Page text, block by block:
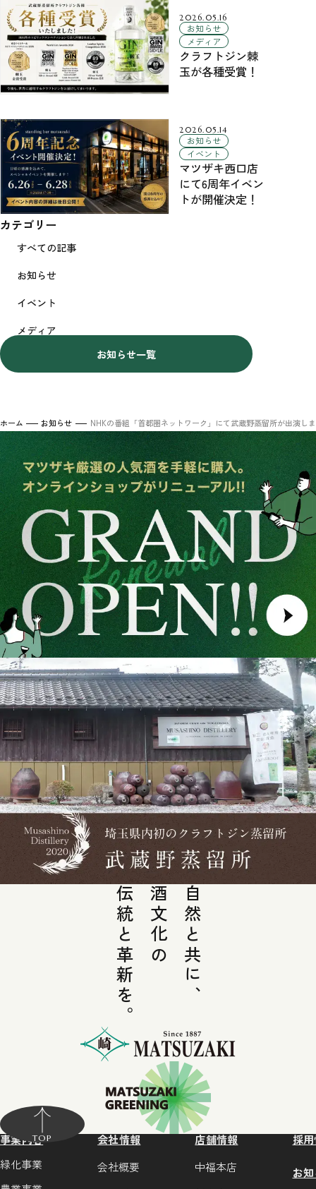
2026.05.16
お知らせ
メディア
クラフトジン棘
玉が各種受賞！
2026.05.14
お知らせ
イベント
マツザキ西口店
にて6周年イベン
トが開催決定！
カテゴリー
すべての記事
お知らせ
イベント
メディア
お知らせ一覧
ホーム お知らせ NHKの番組「首都圏ネットワーク」にて武蔵野蒸留所が出演し
自然と共に、
酒文化の
伝統と革新を。
事業内容
緑化事業
会社情報
会社概要
店舗情報
中福本店
採
お
TOP